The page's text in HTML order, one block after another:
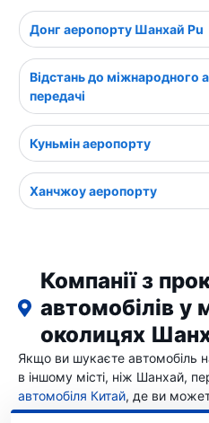
Донг аеропорту Шанхай Pu
Відстань до міжнародного
передачі
Куньмін аеропорту
Ханчжоу аеропорту
Компанії з
автомобілів у
околицях
Якщо ви шукаєте автомобіль
в іншому місті, ніж Шанхай,
автомобіля Китай, де ви
Китай ви хочете орендувати